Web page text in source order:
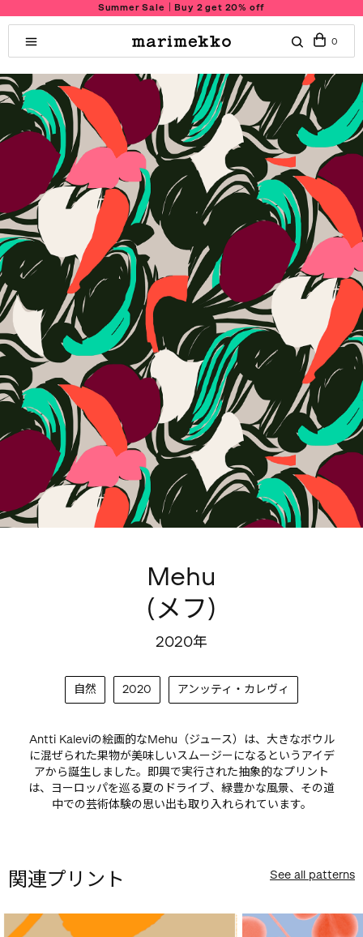
Summer Sale｜Buy 2 get 20% off
0
Mehu
(メフ)
2020年
自然 2020 アンッティ・カレヴィ
Antti Kaleviの絵画的なMehu（ジュース）は、大きなボウル
に混ぜられた果物が美味しいスムージーになるというアイデ
アから誕生しました。即興で実行された抽象的なプリント
は、ヨーロッパを巡る夏のドライブ、緑豊かな風景、その道
中での芸術体験の思い出も取り入れられています。
関連プリント See all patterns